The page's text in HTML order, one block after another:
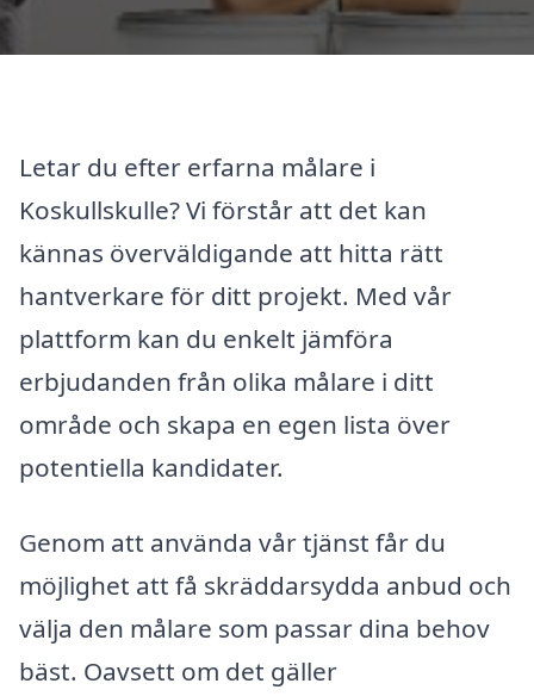
Letar du efter erfarna målare i
Koskullskulle? Vi förstår att det kan
kännas överväldigande att hitta rätt
hantverkare för ditt projekt. Med vår
plattform kan du enkelt jämföra
erbjudanden från olika målare i ditt
område och skapa en egen lista över
potentiella kandidater.
Genom att använda vår tjänst får du
möjlighet att få skräddarsydda anbud och
välja den målare som passar dina behov
bäst. Oavsett om det gäller